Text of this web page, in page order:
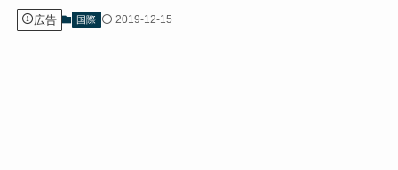
広告 国際 2019-12-15